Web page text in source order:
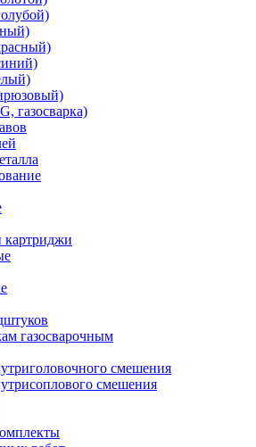
газосварка)
картриджи
газосварочным
смешения
смешения